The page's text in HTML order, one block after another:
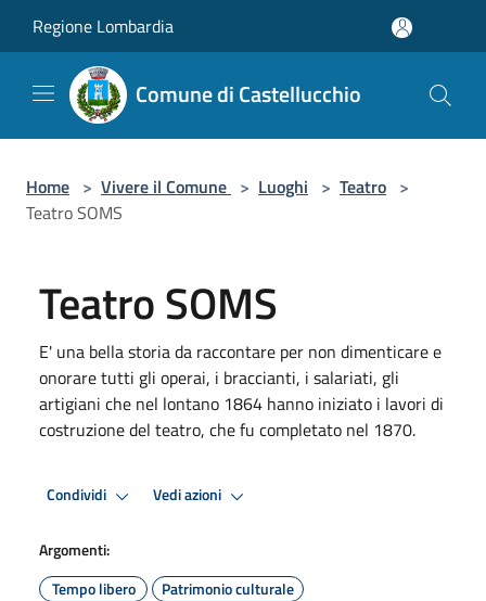
Regione Lombardia
Comune di Castellucchio
Home > Vivere il Comune > Luoghi > Teatro >
Teatro SOMS
Teatro SOMS
E' una bella storia da raccontare per non dimenticare e
onorare tutti gli operai, i braccianti, i salariati, gli
artigiani che nel lontano 1864 hanno iniziato i lavori di
costruzione del teatro, che fu completato nel 1870.
Condividi Vedi azioni
Argomenti:
Tempo libero
Patrimonio culturale